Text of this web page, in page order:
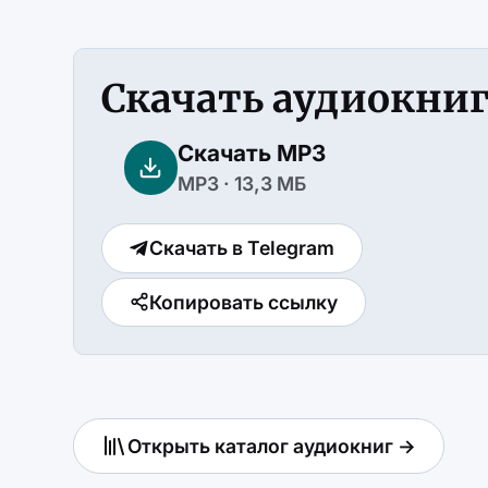
Скачать
Скачать MP3
MP3 · 13,3 МБ
Скачать в Telegram
Копировать ссылку
Открыть каталог аудиокниг →